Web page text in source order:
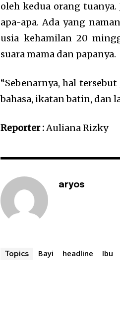
oleh kedua orang
apa-apa. Ada yang
usia kehamilan 20
suara mama dan papanya.
“Sebenarnya, hal
bahasa, ikatan batin, dan
Reporter :Auliana Rizky
aryos
Topics Bayi headline Ibu